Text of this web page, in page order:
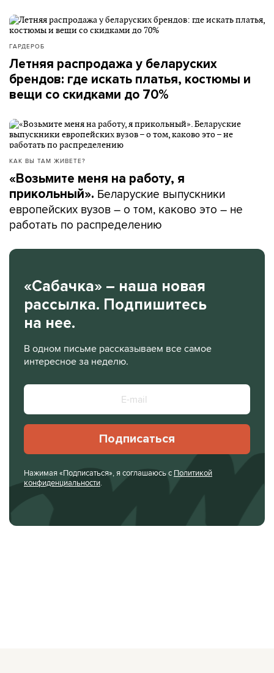
ГАРДЕРОБ
Летняя распродажа у беларуских
брендов: где искать платья, костюмы и
вещи со скидками до 70%
КАК ВЫ ТАМ ЖИВЕТЕ?
«Возьмите меня на работу, я
прикольный». Беларуские выпускники
европейских вузов – о том, каково это – не
работать по распределению
«Сабачка» – наша новая
рассылка. Подпишитесь
на нее.
В одном письме рассказываем все самое
интересное за неделю.
Подписаться
Нажимая «Подписаться», я соглашаюсь с Политикой
конфиденциальности.